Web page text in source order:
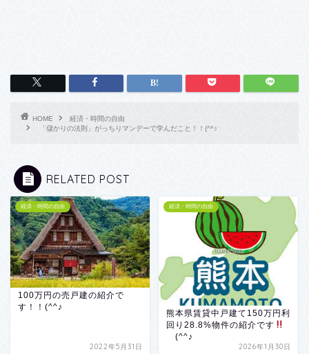
HOME
経済・時間の自由
「儲かりの法則」がっちりマンデーで学んだこと！！(^^♪
RELATED POST
経済・時間の自由
100万円の売戸建の紹介で
す！！(^^♪
2022年5月31日
経済・時間の自由
熊本県賃貸中戸建て150万円利
回り28.8%物件の紹介です
(^^♪
2026年1月30日